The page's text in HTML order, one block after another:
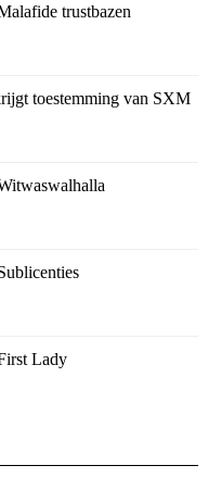
trustbazen
toestemming van SXM
Lady